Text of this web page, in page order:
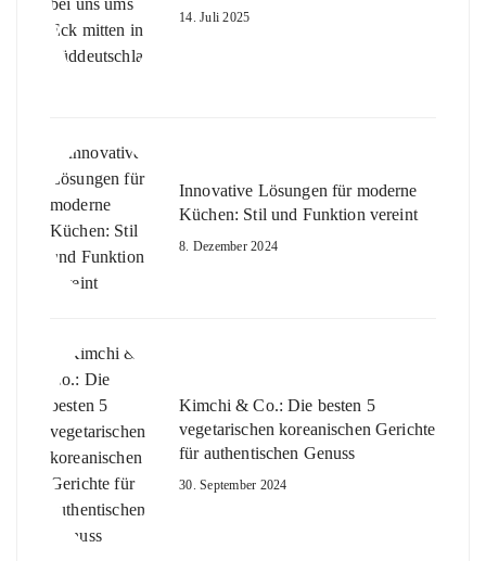
14. Juli 2025
Innovative Lösungen für moderne
Küchen: Stil und Funktion vereint
8. Dezember 2024
Kimchi & Co.: Die besten 5
vegetarischen koreanischen Gerichte
für authentischen Genuss
30. September 2024